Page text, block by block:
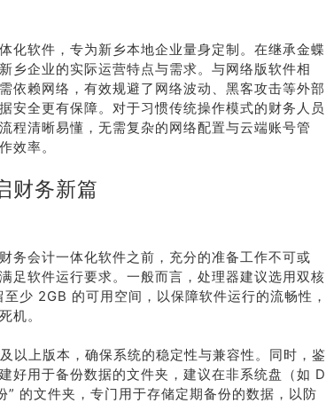
销售
热线
化软件，专为新乡本地企业量身定制。在继承金蝶
乡企业的实际运营特点与需求。与网络版软件相
依赖网络，有效规避了网络波动、黑客攻击等外部
安全更有保障。对于习惯传统操作模式的财务人员
程清晰易懂，无需复杂的网络配置与云端账号管
效率。
财务新篇
务会计一体化软件之前，充分的准备工作不可或
足软件运行要求。一般而言，处理器建议选用双核
少 2GB 的可用空间，以保障软件运行的流畅性，
机。
以上版本，确保系统的稳定性与兼容性。同时，鉴
好用于备份数据的文件夹，建议在非系统盘（如 D
的文件夹，专门用于存储定期备份的数据，以防